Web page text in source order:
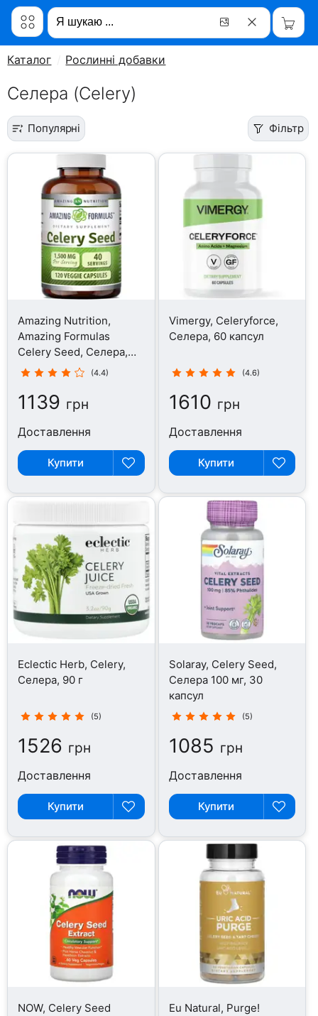
Каталог Рослинні добавки
Селера (Celery)
Популярні Фільтр
Amazing Nutrition,
Amazing Formulas
Celery Seed, Селера,
120 капсул
(4.4)
1139 грн
Доставлення
Купити
Vimergy, Celeryforce,
Селера, 60 капсул
(4.6)
1610 грн
Доставлення
Купити
Eclectic Herb, Celery,
Селера, 90 г
(5)
1526 грн
Доставлення
Купити
Solaray, Celery Seed,
Селера 100 мг, 30
капсул
(5)
1085 грн
Доставлення
Купити
NOW, Celery Seed
Eu Natural, Purge!